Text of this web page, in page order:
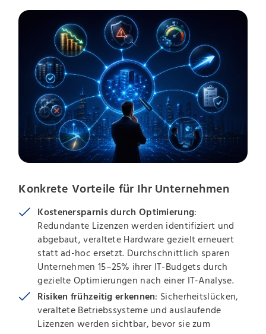
Konkrete Vorteile für Ihr Unternehmen
Kostenersparnis durch Optimierung:
Redundante Lizenzen werden identifiziert und
abgebaut, veraltete Hardware gezielt erneuert
statt ad-hoc ersetzt. Durchschnittlich sparen
Unternehmen 15–25% ihrer IT-Budgets durch
gezielte Optimierungen nach einer IT-Analyse.
Risiken frühzeitig erkennen: Sicherheitslücken,
veraltete Betriebssysteme und auslaufende
Lizenzen werden sichtbar, bevor sie zum